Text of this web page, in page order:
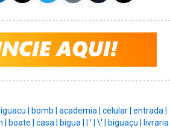
| bomb | academia | celular | entrada |
| boate | casa | bigua | | ' | \' | biguaçu | livraria